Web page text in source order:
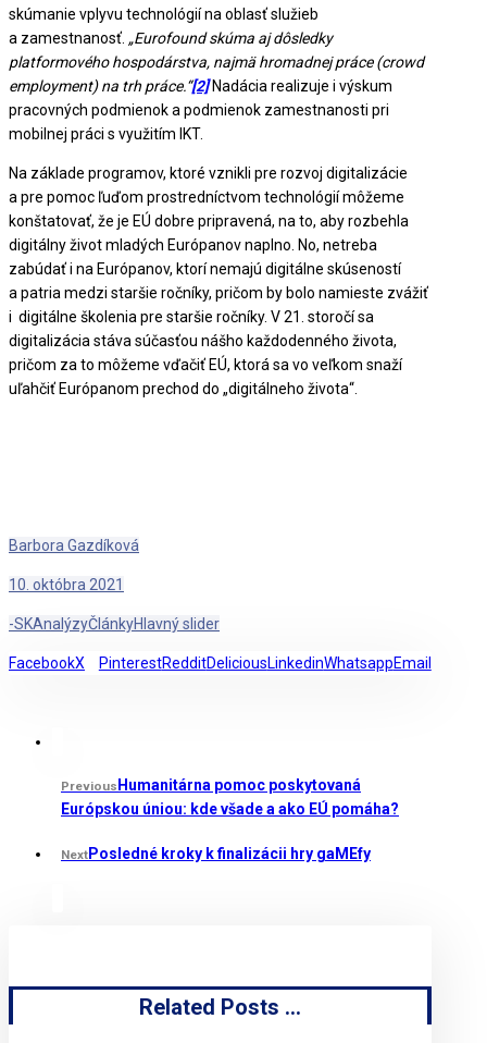
skúmanie vplyvu technológií na oblasť služieb
a zamestnanosť. „Eurofound skúma aj dôsledky
platformového hospodárstva, najmä hromadnej práce (crowd
employment) na trh práce.“[2]Nadácia realizuje i výskum
pracovných podmienok a podmienok zamestnanosti pri
mobilnej práci s využitím IKT.
Na základe programov, ktoré vznikli pre rozvoj digitalizácie
a pre pomoc ľuďom prostredníctvom technológií môžeme
konštatovať, že je EÚ dobre pripravená, na to, aby rozbehla
digitálny život mladých Európanov naplno. No, netreba
zabúdať i na Európanov, ktorí nemajú digitálne skúseností
a patria medzi staršie ročníky, pričom by bolo namieste zvážiť
i digitálne školenia pre staršie ročníky. V 21. storočí sa
digitalizácia stáva súčasťou nášho každodenného života,
pričom za to môžeme vďačiť EÚ, ktorá sa vo veľkom snaží
uľahčiť Európanom prechod do „digitálneho života“.
Barbora Gazdíková
10. októbra 2021
-SKAnalýzyČlánkyHlavný slider
FacebookX PinterestRedditDeliciousLinkedinWhatsappEmail
Previous Humanitárna pomoc poskytovaná
Európskou úniou: kde všade a ako EÚ pomáha?
Next Posledné kroky k finalizácii hry gaMEfy
Related Posts ...